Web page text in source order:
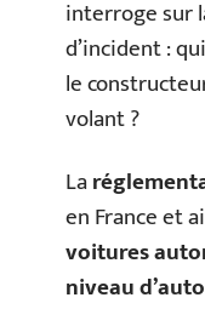
interroge sur
d’incident :
le
volant ?
La
en France et
voitures
niveau